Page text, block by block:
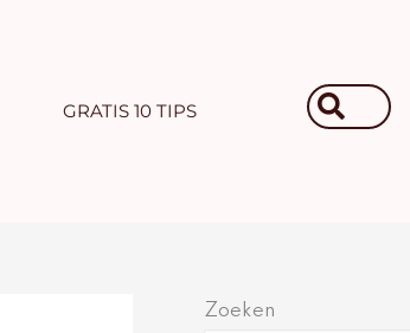
GRATIS 10 TIPS
Search
...
Zoeken